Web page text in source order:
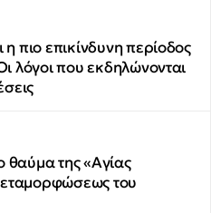
πιο επικίνδυνη περίοδος
λόγοι που εκδηλώνονται
της «Αγίας
του